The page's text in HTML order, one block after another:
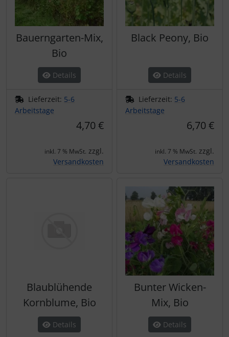
Bauerngarten-Mix,
Bio
Details
Lieferzeit: 5-6
Arbeitstage
4,70 €
inkl. 7 % MwSt. zzgl.
Versandkosten
Black Peony, Bio
Details
Lieferzeit: 5-6
Arbeitstage
6,70 €
inkl. 7 % MwSt. zzgl.
Versandkosten
Blaublühende
Kornblume, Bio
Details
Bunter Wicken-
Mix, Bio
Details